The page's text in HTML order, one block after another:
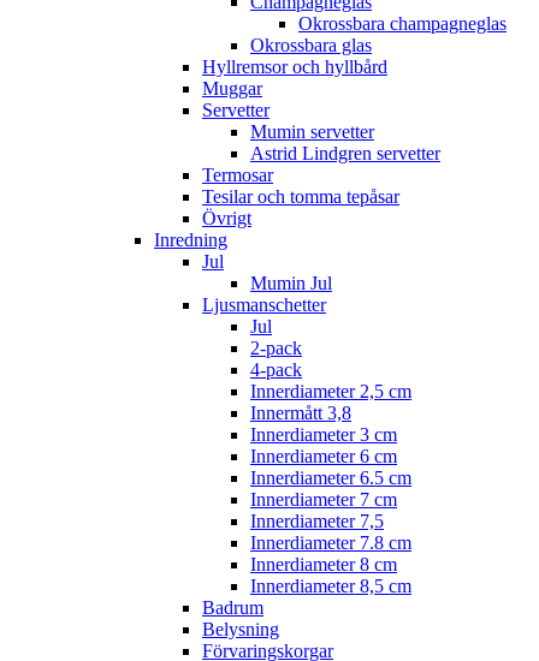
Okrossbara champagneglas
Okrossbara glas
Hyllremsor och hyllbård
Muggar
Servetter
Mumin servetter
Astrid Lindgren servetter
Termosar
Tesilar och tomma tepåsar
Övrigt
Inredning
Jul
Mumin Jul
Ljusmanschetter
Jul
2-pack
4-pack
Innerdiameter 2,5 cm
Innermått 3,8
Innerdiameter 3 cm
Innerdiameter 6 cm
Innerdiameter 6.5 cm
Innerdiameter 7 cm
Innerdiameter 7,5
Innerdiameter 7.8 cm
Innerdiameter 8 cm
Innerdiameter 8,5 cm
Badrum
Belysning
Förvaringskorgar